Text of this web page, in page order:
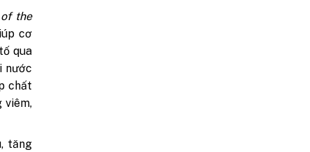
the
cơ
qua
nước
chất
viêm,
tăng